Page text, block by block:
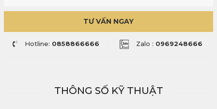
TƯ VẤN NGAY
Hotline: 0858866666 Zalo : 0969248666
THÔNG SỐ KỸ THUẬT